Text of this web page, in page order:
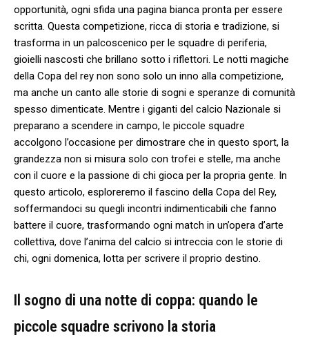
⁣opportunità, ogni sfida una pagina bianca pronta per essere
scritta.‍ Questa competizione, ricca ⁣di storia​ e tradizione, si
trasforma in un palcoscenico per le squadre di periferia,
gioielli​ nascosti che brillano sotto i riflettori. ‍Le notti magiche⁤
della‍ Copa‍ del​ rey non sono‍ solo ‌un inno‌ alla competizione,
ma ⁤anche un ⁣canto ‌alle ⁣storie di sogni e speranze⁤ di comunità
spesso ⁤dimenticate. Mentre i ⁤giganti⁤ del calcio Nazionale‍ si
preparano a scendere in campo, le piccole squadre
accolgono l’occasione per dimostrare ‍che in questo⁤ sport, la
grandezza non si misura solo con trofei e stelle, ma ‍anche
con il cuore e la passione di chi gioca per la ‍propria⁢ gente. In
⁣questo ​articolo,⁣ esploreremo il fascino della Copa del Rey,‌
soffermandoci su quegli incontri indimenticabili che fanno
battere il‌ cuore,⁢ trasformando ogni match in un’opera ⁣d’arte
collettiva, dove l’anima del calcio si‍ intreccia con le storie di
chi, ogni domenica, lotta ​per‍ scrivere il proprio ⁣destino.
Il sogno di una notte di ⁤coppa: quando le
⁣piccole squadre scrivono ‍la⁤ storia